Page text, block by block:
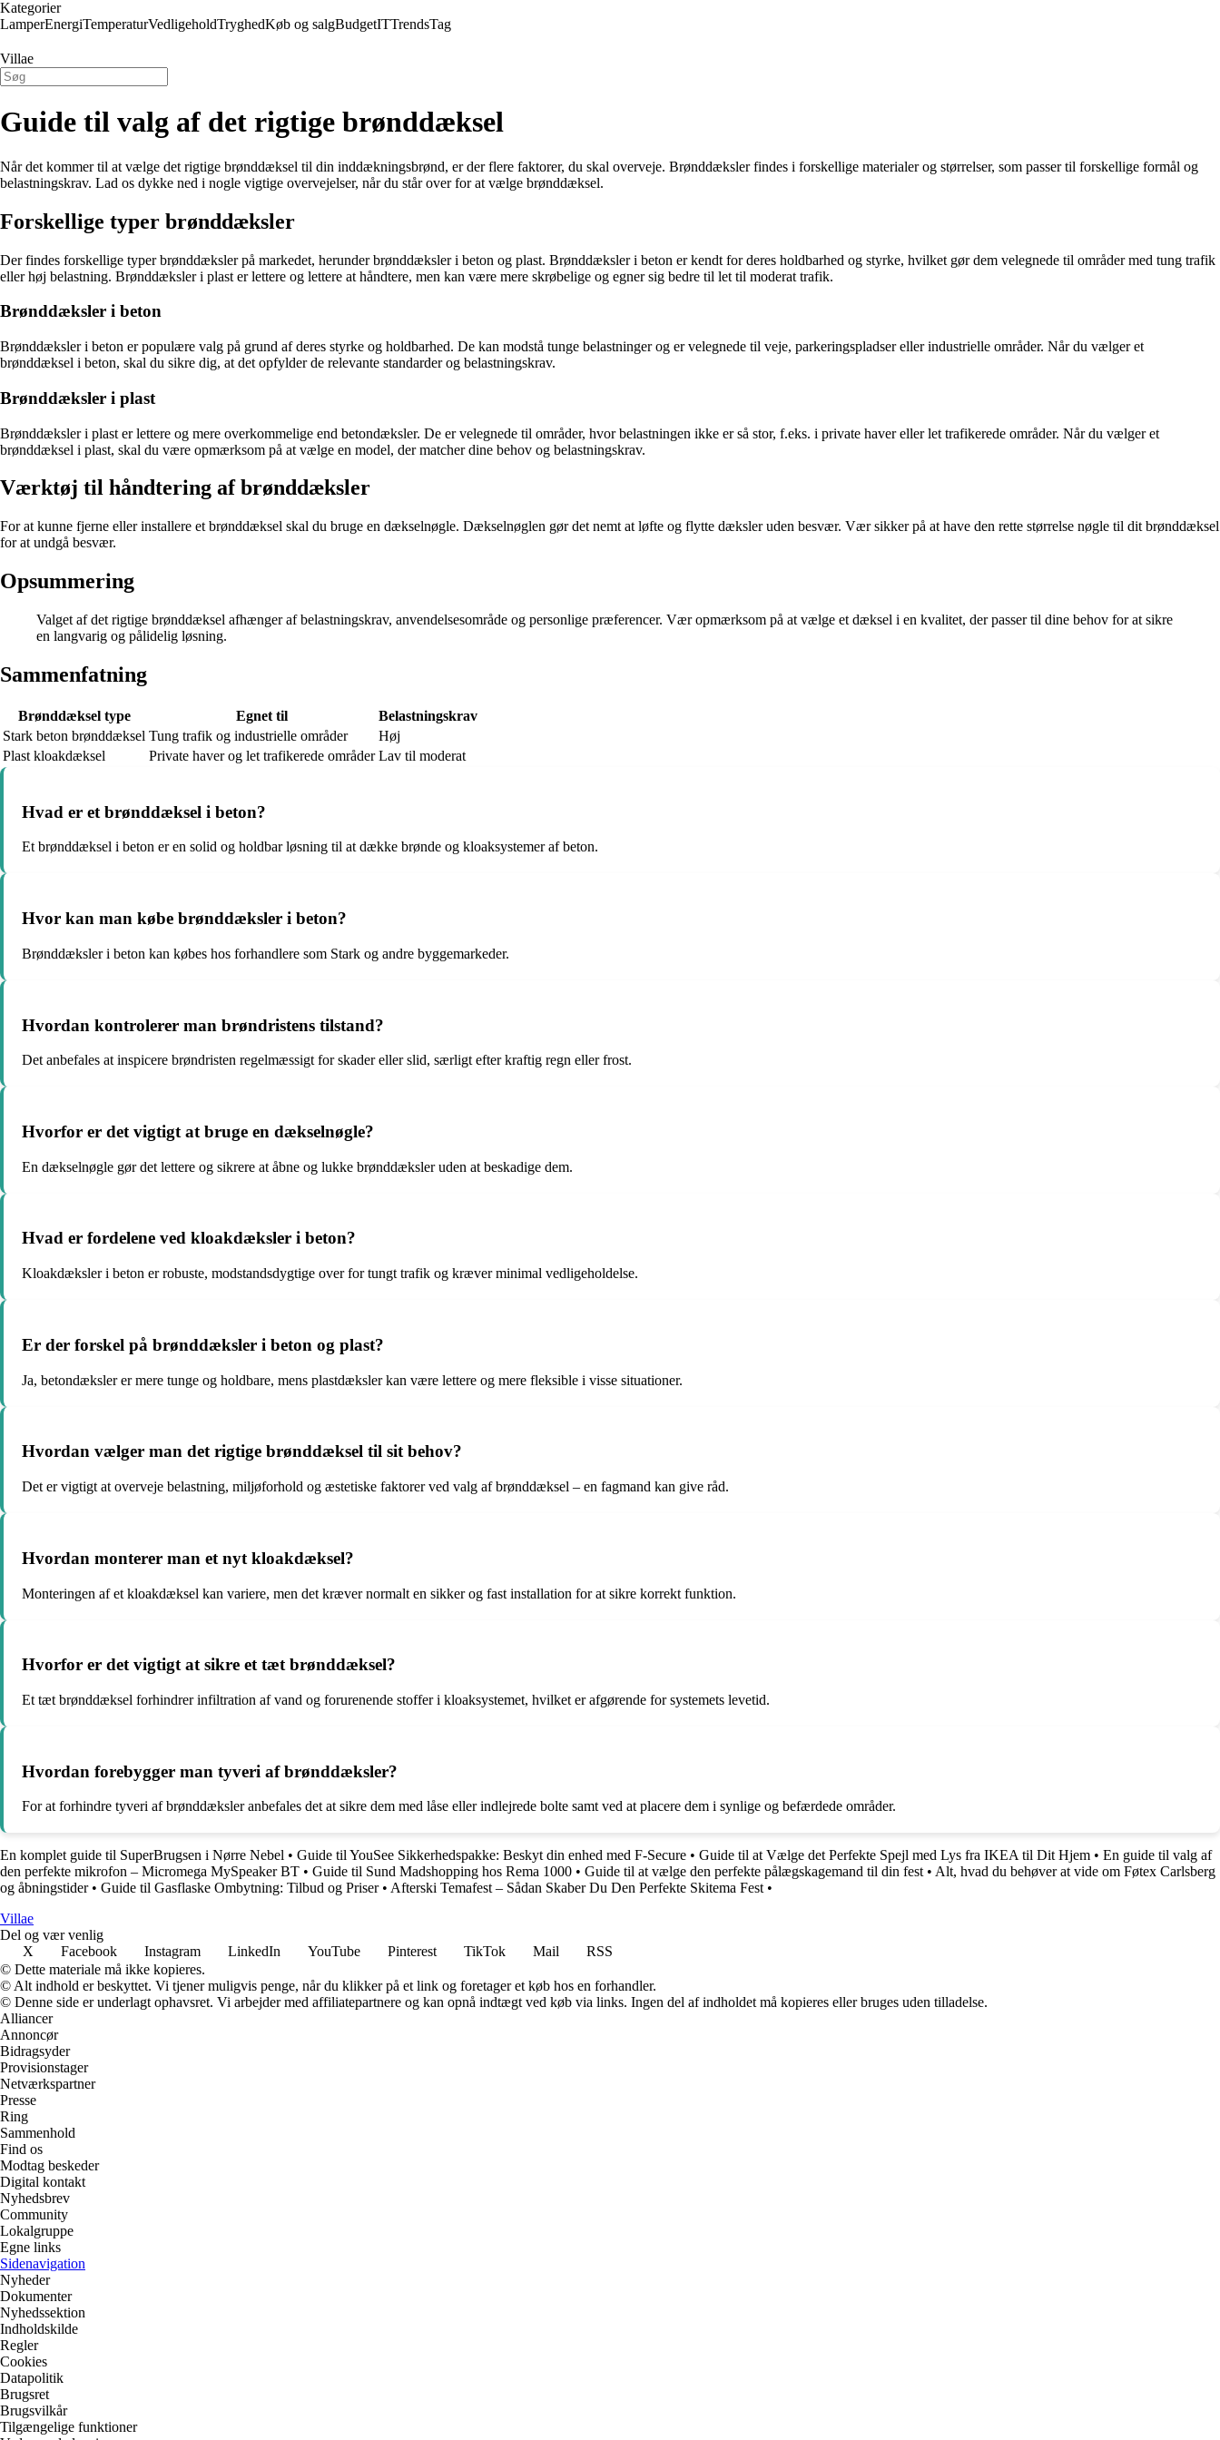
Kategorier
LamperEnergiTemperaturVedligeholdTryghedKøb og salgBudgetITTrendsTag
Villae
Guide til valg af det rigtige brønddæksel
Når det kommer til at vælge det rigtige brønddæksel til din inddækningsbrønd, er der flere faktorer, du skal overveje. Brønddæksler findes i forskellige materialer og størrelser, som passer til forskellige formål og
belastningskrav. Lad os dykke ned i nogle vigtige overvejelser, når du står over for at vælge brønddæksel.
Forskellige typer brønddæksler
Der findes forskellige typer brønddæksler på markedet, herunder brønddæksler i beton og plast. Brønddæksler i beton er kendt for deres holdbarhed og styrke, hvilket gør dem velegnede til områder med tung trafik
eller høj belastning. Brønddæksler i plast er lettere og lettere at håndtere, men kan være mere skrøbelige og egner sig bedre til let til moderat trafik.
Brønddæksler i beton
Brønddæksler i beton er populære valg på grund af deres styrke og holdbarhed. De kan modstå tunge belastninger og er velegnede til veje, parkeringspladser eller industrielle områder. Når du vælger et
brønddæksel i beton, skal du sikre dig, at det opfylder de relevante standarder og belastningskrav.
Brønddæksler i plast
Brønddæksler i plast er lettere og mere overkommelige end betondæksler. De er velegnede til områder, hvor belastningen ikke er så stor, f.eks. i private haver eller let trafikerede områder. Når du vælger et
brønddæksel i plast, skal du være opmærksom på at vælge en model, der matcher dine behov og belastningskrav.
Værktøj til håndtering af brønddæksler
For at kunne fjerne eller installere et brønddæksel skal du bruge en dækselnøgle. Dækselnøglen gør det nemt at løfte og flytte dæksler uden besvær. Vær sikker på at have den rette størrelse nøgle til dit brønddæksel
for at undgå besvær.
Opsummering
Valget af det rigtige brønddæksel afhænger af belastningskrav, anvendelsesområde og personlige præferencer. Vær opmærksom på at vælge et dæksel i en kvalitet, der passer til dine behov for at sikre
en langvarig og pålidelig løsning.
Sammenfatning
Brønddæksel type Egnet til
Belastningskrav
Stark beton brønddæksel Tung trafik og industrielle områder
Høj
Plast kloakdæksel
Private haver og let trafikerede områder Lav til moderat
Hvad er et brønddæksel i beton?
Et brønddæksel i beton er en solid og holdbar løsning til at dække brønde og kloaksystemer af beton.
Hvor kan man købe brønddæksler i beton?
Brønddæksler i beton kan købes hos forhandlere som Stark og andre byggemarkeder.
Hvordan kontrolerer man brøndristens tilstand?
Det anbefales at inspicere brøndristen regelmæssigt for skader eller slid, særligt efter kraftig regn eller frost.
Hvorfor er det vigtigt at bruge en dækselnøgle?
En dækselnøgle gør det lettere og sikrere at åbne og lukke brønddæksler uden at beskadige dem.
Hvad er fordelene ved kloakdæksler i beton?
Kloakdæksler i beton er robuste, modstandsdygtige over for tungt trafik og kræver minimal vedligeholdelse.
Er der forskel på brønddæksler i beton og plast?
Ja, betondæksler er mere tunge og holdbare, mens plastdæksler kan være lettere og mere fleksible i visse situationer.
Hvordan vælger man det rigtige brønddæksel til sit behov?
Det er vigtigt at overveje belastning, miljøforhold og æstetiske faktorer ved valg af brønddæksel – en fagmand kan give råd.
Hvordan monterer man et nyt kloakdæksel?
Monteringen af et kloakdæksel kan variere, men det kræver normalt en sikker og fast installation for at sikre korrekt funktion.
Hvorfor er det vigtigt at sikre et tæt brønddæksel?
Et tæt brønddæksel forhindrer infiltration af vand og forurenende stoffer i kloaksystemet, hvilket er afgørende for systemets levetid.
Hvordan forebygger man tyveri af brønddæksler?
For at forhindre tyveri af brønddæksler anbefales det at sikre dem med låse eller indlejrede bolte samt ved at placere dem i synlige og befærdede områder.
En komplet guide til SuperBrugsen i Nørre Nebel • Guide til YouSee Sikkerhedspakke: Beskyt din enhed med F-Secure • Guide til at Vælge det Perfekte Spejl med Lys fra IKEA til Dit Hjem • En guide til valg af
den perfekte mikrofon – Micromega MySpeaker BT • Guide til Sund Madshopping hos Rema 1000 • Guide til at vælge den perfekte pålægskagemand til din fest • Alt, hvad du behøver at vide om Føtex Carlsberg
og åbningstider• Guide til Gasflaske Ombytning: Tilbud og Priser• Afterski Temafest – Sådan Skaber Du Den Perfekte Skitema Fest •
Villae
Del og vær venlig
X
Facebook Instagram LinkedIn YouTube Pinterest TikTok Mail
RSS
© Dette materiale må ikke kopieres.
© Alt indhold er beskyttet. Vi tjener muligvis penge, når du klikker på et link og foretager et køb hos en forhandler.
© Denne side er underlagt ophavsret. Vi arbejder med affiliatepartnere og kan opnå indtægt ved køb via links. Ingen del af indholdet må kopieres eller bruges uden tilladelse.
Alliancer
Annoncør
Bidragsyder
Provisionstager
Netværkspartner
Presse
Ring
Sammenhold
Find os
Modtag beskeder
Digital kontakt
Nyhedsbrev
Community
Lokalgruppe
Egne links
Sidenavigation
Nyheder
Dokumenter
Nyhedssektion
Indholdskilde
Regler
Cookies
Datapolitik
Brugsret
Brugsvilkår
Tilgængelige funktioner